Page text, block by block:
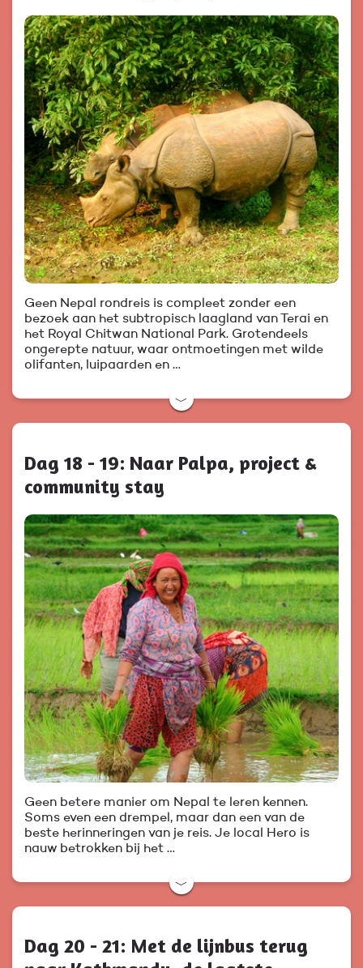
Geen Nepal rondreis is compleet zonder een
bezoek aan het subtropisch laagland van Terai en
het Royal Chitwan National Park. Grotendeels
ongerepte natuur, waar ontmoetingen met wilde
olifanten, luipaarden en …
﹀
Dag 18 - 19: Naar Palpa, project &
community stay
Geen betere manier om Nepal te leren kennen.
Soms even een drempel, maar dan een van de
beste herinneringen van je reis. Je local Hero is
nauw betrokken bij het …
﹀
Dag 20 - 21: Met de lijnbus terug